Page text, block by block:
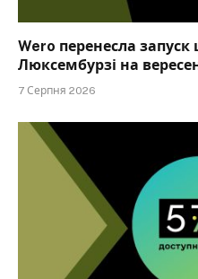
Wero перенесла
Люксембурзі на
7 Серпня 2026